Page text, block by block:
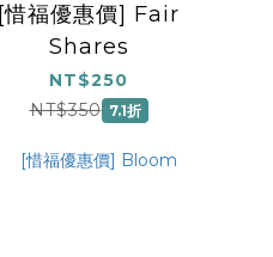
[惜福優惠價] Fair
Shares
NT$250
NT$350 7.1折